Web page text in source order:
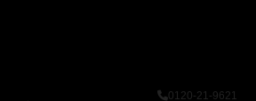
0120-21-9621